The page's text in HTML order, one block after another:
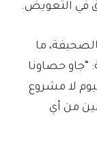
في التعويض.
ما
“جاو حصاونا
لا مشروع
من أي